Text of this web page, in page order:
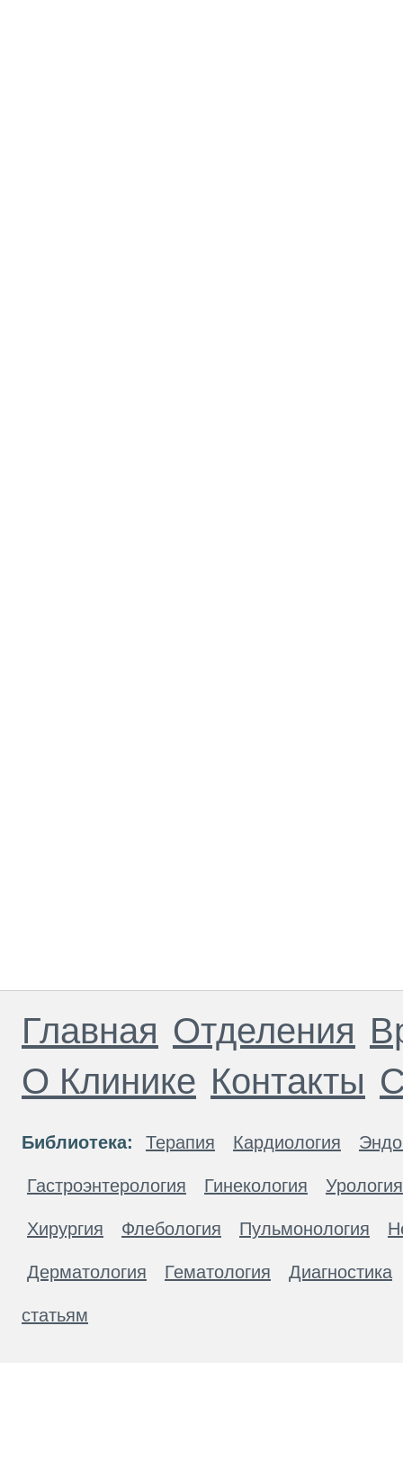
Главная Отделения
О Клинике Контакты
Библиотека: Терапия Кардиология
Гастроэнтерология Гинекология Урология
Хирургия Флебология Пульмонология
Дерматология Гематология Диагностика
статьям